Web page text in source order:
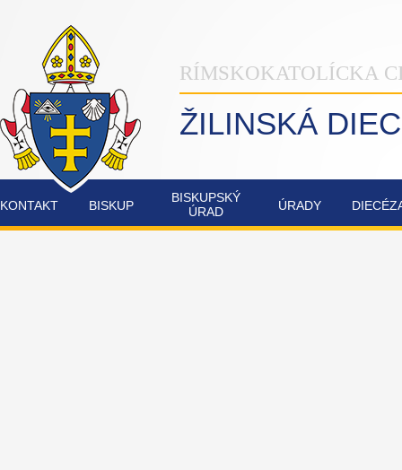
RÍMSKOKATOLÍCKA
ŽILINSKÁ
KONTAKT BISKUP
BISKUPSKÝ
ÚRAD
ÚRADY